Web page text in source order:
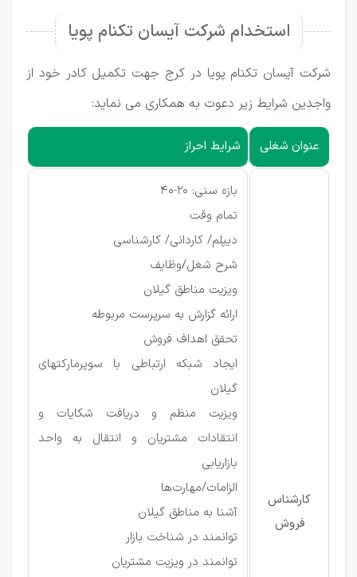
استخدام شرکت آیسان تکنام پویا
شرکت آیسان تکنام پویا در کرج جهت تکمیل کادر خود از
واجدین شرایط زیر دعوت به همکاری می نماید:
عنوان شغلی شرایط احراز
کارشناس
فروش
بازه سنی: 20-40
تمام وقت
دیپلم/ کاردانی/ کارشناسی
شرح شغل/وظایف
ویزیت مناطق گیلان
ارائه گزارش به سرپرست مربوطه
تحقق اهداف فروش
ایجاد شبکه ارتباطی با سوپرمارکتهای
گیلان
ویزیت منظم و دریافت شکایات و
انتقادات مشتریان و انتقال به واحد
بازاریابی
الزامات/مهارت‌ها
آشنا به مناطق گیلان
توانمند در شناخت بازار
توانمند در ویزیت مشتریان